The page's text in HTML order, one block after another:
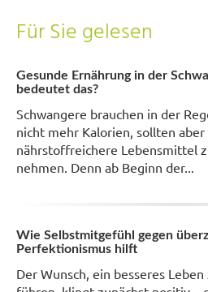
Für Sie gelesen
Gesunde Ernährung in der
bedeutet das?
Schwangere brauchen in der
nicht mehr Kalorien, sollten aber
nährstoffreichere Lebensmittel
nehmen. Denn ab Beginn der...
Wie Selbstmitgefühl gegen
Perfektionismus hilft
Der Wunsch, ein besseres Leben